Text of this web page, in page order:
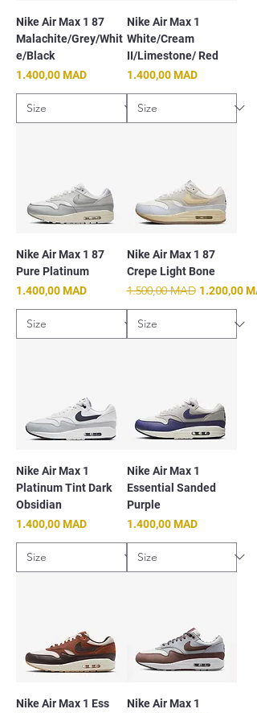
Nike Air Max 1 87
Malachite/Grey/Whit
e/Black
Prix
1.400,00 MAD
Nike Air Max 1
White/Cream
II/Limestone/ Red
Prix
1.400,00 MAD
Nike Air Max 1 87
Pure Platinum
Prix
1.400,00 MAD
Nike Air Max 1 87
Crepe Light Bone
Prix original
1.500,00 MAD Prix
1.200,00
Nike Air Max 1
Platinum Tint Dark
Obsidian
Prix
1.400,00 MAD
Nike Air Max 1
Essential Sanded
Purple
Prix
1.400,00 MAD
Nike Air Max 1 Ess
Nike Air Max 1